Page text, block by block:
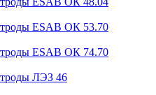
ESAB ОК 53.70
ESAB ОК 74.70
ЛЭЗ 46